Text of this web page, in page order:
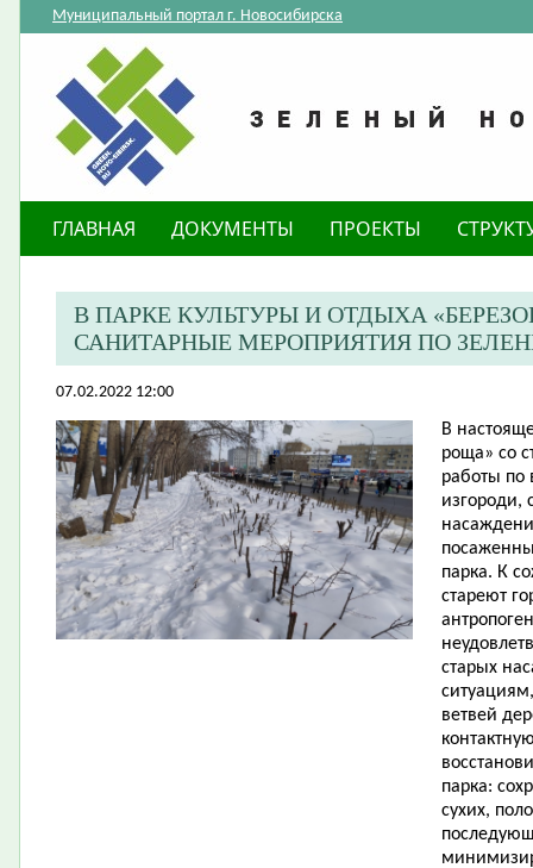
Муниципальный портал г. Новосибирска
ГЛАВНАЯ ДОКУМЕНТЫ ПРОЕКТЫ
В ПАРКЕ КУЛЬТУРЫ И ОТДЫХА
САНИТАРНЫЕ МЕРОПРИЯТИЯ ПО
07.02.2022 12:00
В
роща» со
работы по
изгороди,
парка. К
стареют
старых
ветвей
парка:
сухих,